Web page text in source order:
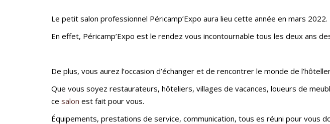
Le petit salon professionnel Péricamp’Expo aura lieu cette année en mars 2022.
En effet, Péricamp’Expo est le rendez vous incontournable tous les deux ans
De plus, vous aurez l’occasion d’échanger et de rencontrer le monde de
Que vous soyez restaurateurs, hôteliers, villages de vacances, loueurs de
ce salon est fait pour vous.
Équipements, prestations de service, communication, tous es réuni pour vous